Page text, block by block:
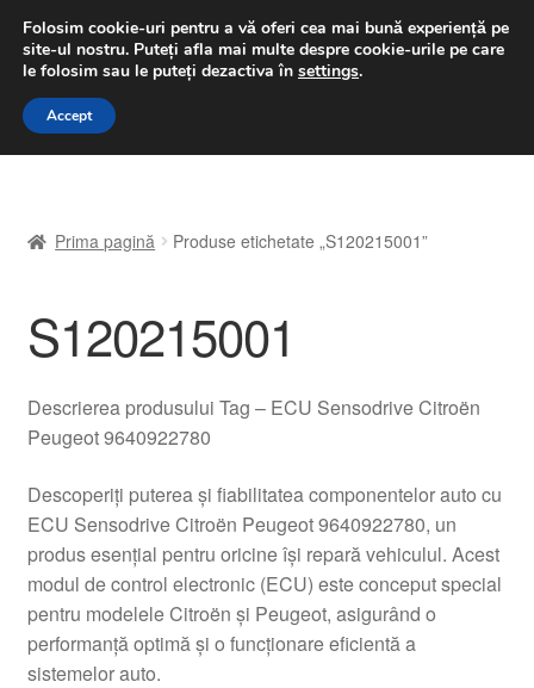
LIVRARE de la 33 lei
luni-vineri 9 a.m. - 4 p.m.031 229 6816
Sari
Sari
A lua legatura
Contul meu
Despre noi
Finalizare comandă
Livrare
Livrare în toată lumea
Prima pagină Produse etichetate „S120215001”
S120215001
Descrierea produsului Tag – ECU Sensodrive Citroën
Peugeot 9640922780
Descoperiți puterea și fiabilitatea componentelor auto cu
ECU Sensodrive Citroën Peugeot 9640922780, un
produs esențial pentru oricine își repară vehiculul. Acest
modul de control electronic (ECU) este conceput special
pentru modelele Citroën și Peugeot, asigurând o
performanță optimă și o funcționare eficientă a
sistemelor auto.
Folosim cookie-uri pentru a vă oferi cea mai bună experiență pe
site-ul nostru. Puteți afla mai multe despre cookie-urile pe care
le folosim sau le puteți dezactiva în settings.
Accept